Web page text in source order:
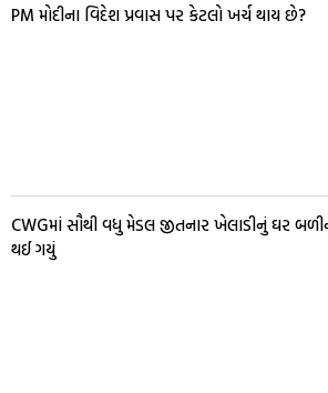
PM મોદીના વિદેશ પ્રવાસ પર કેટલો ખર્ચ થાય છે?
CWGમાં સૌથી વધુ મેડલ જીતનાર ખેલાડીનું ઘર
થઈ ગયું